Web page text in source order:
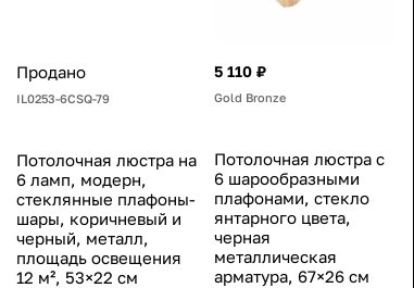
Продано
IL0253-6CSQ-79
Потолочная люстра на
6 ламп, модерн,
стеклянные плафоны-
шары, коричневый и
черный, металл,
площадь освещения
12 м², 53×22 см
5 110 ₽
Gold Bronze
Потолочная люстра с
6 шарообразными
плафонами, стекло
янтарного цвета,
черная
металлическая
арматура, 67×26 см